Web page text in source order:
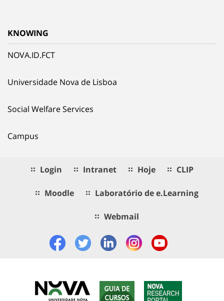
KNOWING
NOVA.ID.FCT
Universidade Nova de Lisboa
Social Welfare Services
Campus
Login Intranet Hoje CLIP
Moodle Laboratório de e.Learning
Webmail